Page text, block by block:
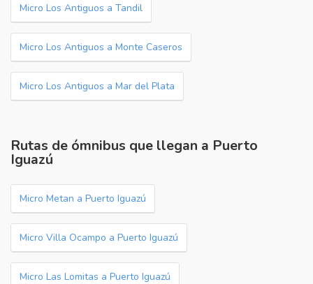
Micro Los Antiguos a Tandil
Micro Los Antiguos a Monte Caseros
Micro Los Antiguos a Mar del Plata
Rutas de ómnibus que llegan a Puerto
Iguazú
Micro Metan a Puerto Iguazú
Micro Villa Ocampo a Puerto Iguazú
Micro Las Lomitas a Puerto Iguazú